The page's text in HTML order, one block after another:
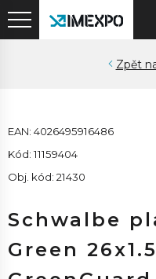
EAN: 4026495916486
Kód: 11159404
Obj. kód: 21430
Schwalbe
Green